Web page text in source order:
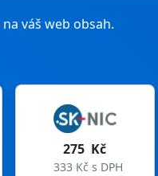
váš web obsah.
199 Kč
241 Kč s DPH